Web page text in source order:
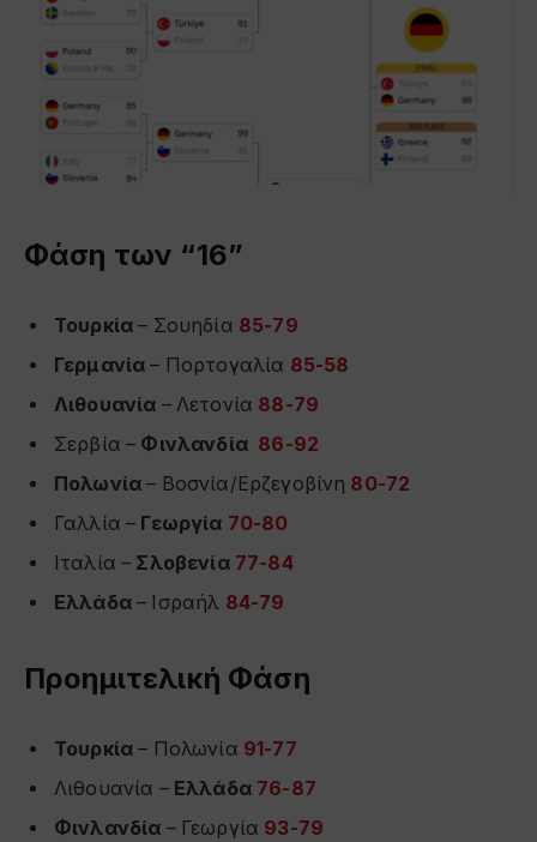
Φάση των “16”
Τουρκία – Σουηδία 85-79
Γερμανία – Πορτογαλία 85-58
Λιθουανία – Λετονία 88-79
Σερβία – Φινλανδία 86-92
Πολωνία – Βοσνία/Ερζεγοβίνη 80-72
Γαλλία – Γεωργία 70-80
Ιταλία – Σλοβενία 77-84
Ελλάδα– Ισραήλ 84-79
Προημιτελική Φάση
Τουρκία – Πολωνία 91-77
Λιθουανία – Ελλάδα 76-87
Φινλανδία – Γεωργία 93-79